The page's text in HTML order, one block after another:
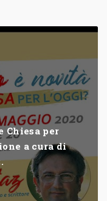
Chiesa per
a cura di